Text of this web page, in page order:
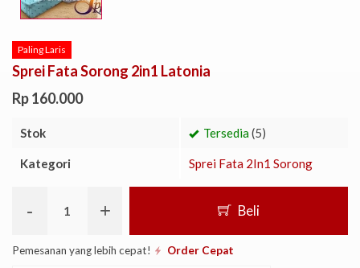
Paling Laris
Sprei Fata Sorong 2in1 Latonia
Rp 160.000
Stok Tersedia(5)
Kategori Sprei Fata 2In1 Sorong
- + Beli
Pemesanan yang lebih cepat! Order Cepat